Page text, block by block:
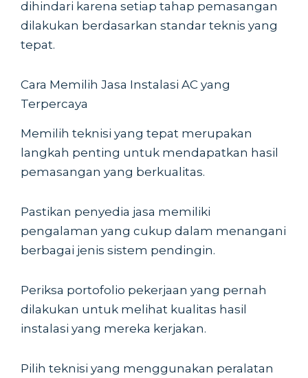
dihindari karena setiap tahap pemasangan
dilakukan berdasarkan standar teknis yang
tepat.
Cara Memilih Jasa Instalasi AC yang
Terpercaya
Memilih teknisi yang tepat merupakan
langkah penting untuk mendapatkan hasil
pemasangan yang berkualitas.
Pastikan penyedia jasa memiliki
pengalaman yang cukup dalam menangani
berbagai jenis sistem pendingin.
Periksa portofolio pekerjaan yang pernah
dilakukan untuk melihat kualitas hasil
instalasi yang mereka kerjakan.
Pilih teknisi yang menggunakan peralatan